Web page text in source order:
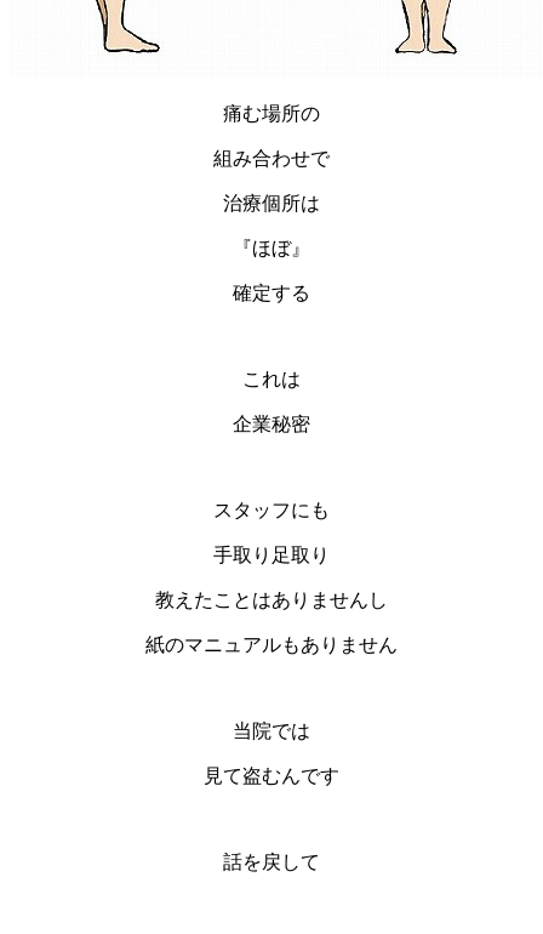
痛む場所の
組み合わせで
治療個所は
『ほぼ』
確定する
これは
企業秘密
スタッフにも
手取り足取り
教えたことはありませんし
紙のマニュアルもありません
当院では
見て盗むんです
話を戻して